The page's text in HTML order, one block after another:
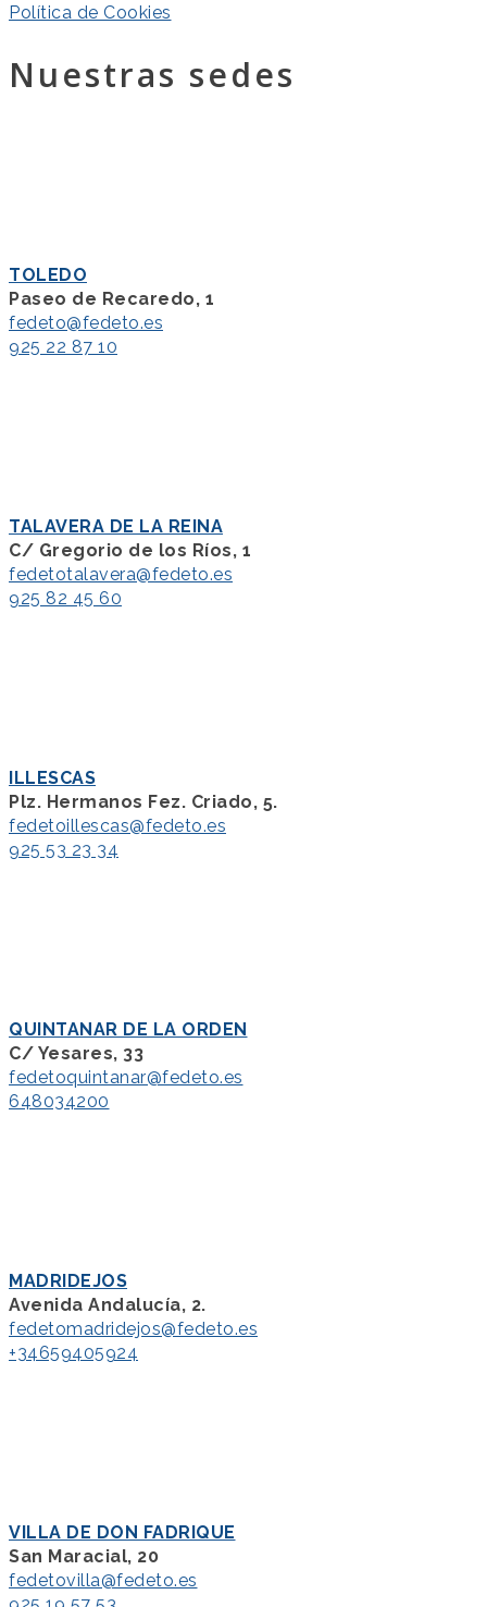
Política de Cookies
Nuestras sedes
TOLEDO
Paseo de Recaredo, 1
fedeto@fedeto.es
925 22 87 10
TALAVERA DE LA REINA
C/ Gregorio de los Ríos, 1
fedetotalavera@fedeto.es
925 82 45 60
ILLESCAS
Plz. Hermanos Fez. Criado, 5.
fedetoillescas@fedeto.es
925 53 23 34
QUINTANAR DE LA ORDEN
C/ Yesares, 33
fedetoquintanar@fedeto.es
648034200
MADRIDEJOS
Avenida Andalucía, 2.
fedetomadridejos@fedeto.es
+34659405924
VILLA DE DON FADRIQUE
San Maracial, 20
fedetovilla@fedeto.es